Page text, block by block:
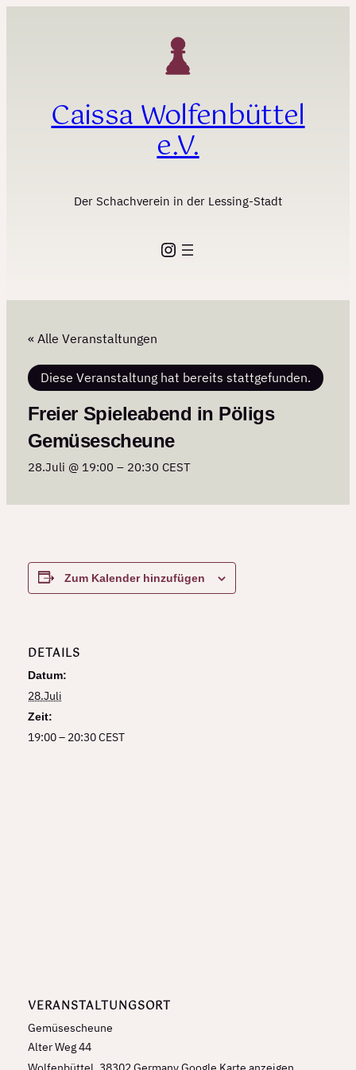
Caissa Wolfenbüttel
e.V.
Der Schachverein in der Lessing-Stadt
Instagram
« Alle Veranstaltungen
Diese Veranstaltung hat bereits stattgefunden.
Freier Spieleabend in Pöligs
Gemüsescheune
28.Juli @ 19:00 – 20:30 CEST
Zum Kalender hinzufügen
DETAILS
Datum:
28.Juli
Zeit:
19:00 – 20:30CEST
VERANSTALTUNGSORT
Gemüsescheune
Alter Weg 44